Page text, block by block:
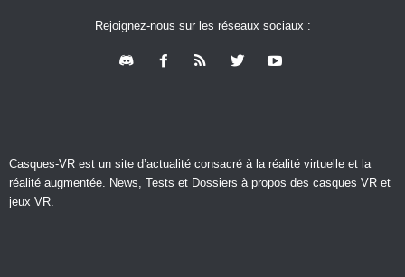
Rejoignez-nous sur les réseaux sociaux :
Casques-VR est un site d’actualité consacré à la réalité virtuelle et la
réalité augmentée. News, Tests et Dossiers à propos des casques VR et
jeux VR.